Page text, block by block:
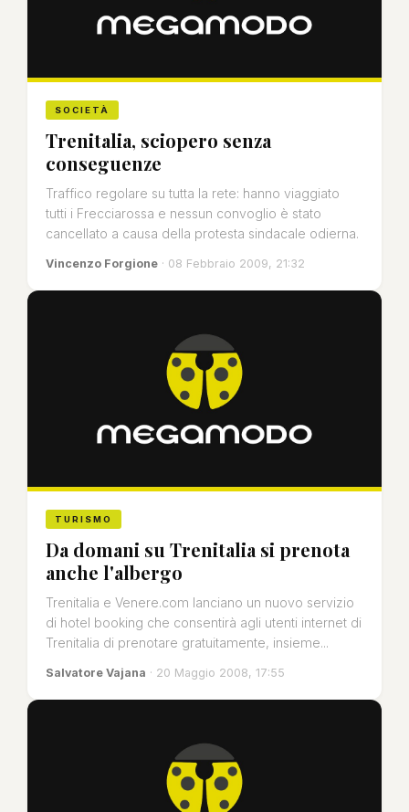
SOCIETÀ
Trenitalia, sciopero senza
conseguenze
Traffico regolare su tutta la rete: hanno viaggiato
tutti i Frecciarossa e nessun convoglio è stato
cancellato a causa della protesta sindacale odierna.
Vincenzo Forgione · 08 Febbraio 2009, 21:32
TURISMO
Da domani su Trenitalia si prenota
anche l'albergo
Trenitalia e Venere.com lanciano un nuovo servizio
di hotel booking che consentirà agli utenti internet di
Trenitalia di prenotare gratuitamente, insieme...
Salvatore Vajana · 20 Maggio 2008, 17:55